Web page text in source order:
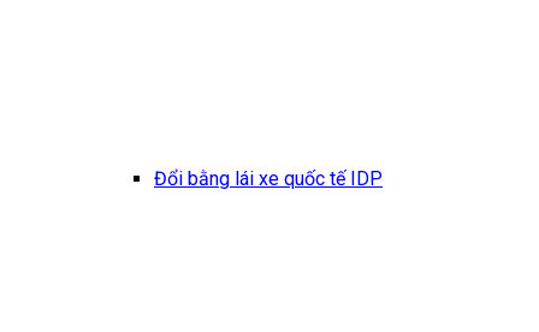
Đổi bằng lái xe quốc tế IDP